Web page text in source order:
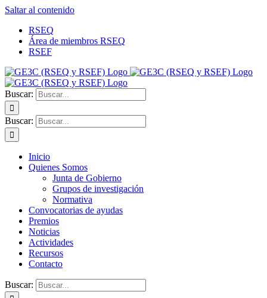
Saltar al contenido
RSEQ
Área de miembros RSEQ
RSEF
Buscar:
Buscar:
Inicio
Quienes Somos
Junta de Gobierno
Grupos de investigación
Normativa
Convocatorias de ayudas
Premios
Noticias
Actividades
Recursos
Contacto
Buscar: